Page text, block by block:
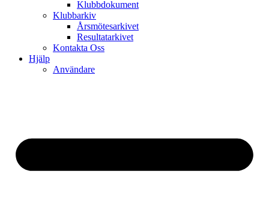
Klubbdokument
Klubbarkiv
Årsmötesarkivet
Resultatarkivet
Kontakta Oss
Hjälp
Användare